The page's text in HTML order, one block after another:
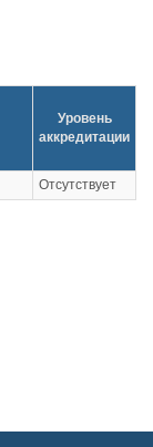
Уровень
аккредитации
Отсутствует